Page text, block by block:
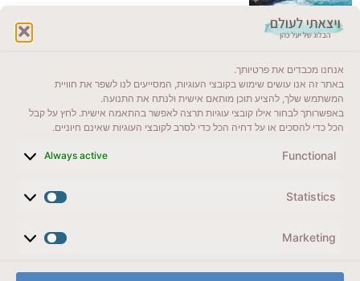
אנחנו מכבדים את פרטיותך.
באתר זה אנו עושים שימוש בקובצי העוגיות, המסייעים לנו לשפר את חוויית
המשתמש שלך, להציע תוכן מותאם אישית ולנתח את התנועה.
באפשרותך לבחור אילו קובצי עוגיות תרצה לאפשר בהתאמה אישית. לחץ על קבל
הכל כדי להסכים או על דחיה הכל כדי לסרב לקובצי העוגיות שאינם חיוניים.
Functional
Always active
Statistics
Marketing
ייעדים מומלצים
מדריכים ועזרים
לשליחת הודעת וואטסאפ
veyatsati.laolam@gmail.com